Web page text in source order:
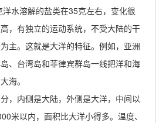
水溶解的盐类在35克左右，变化很
，有独立的运动系统，不受大陆的干
主。这就是大洋的特征。例如，亚洲
、台湾岛和菲律宾群岛一线把洋和海
海。
，内侧是大陆，外侧是大洋，中间以
米以内，面积比大洋小得多。温度、